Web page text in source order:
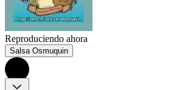
Reproduciendo ahora
Salsa Osmuquin